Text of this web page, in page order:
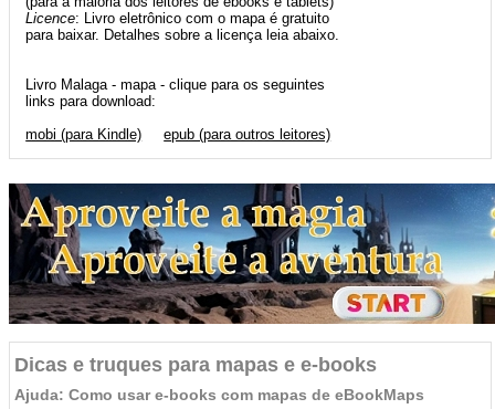
Licence: Livro eletrônico com o mapa é gratuito
para baixar. Detalhes sobre a licença leia abaixo.
Livro Malaga - mapa - clique para os seguintes
links para download:
mobi (para Kindle)
epub (para outros leitores)
Dicas e truques para mapas e e-books
Ajuda: Como usar e-books com mapas de eBookMaps